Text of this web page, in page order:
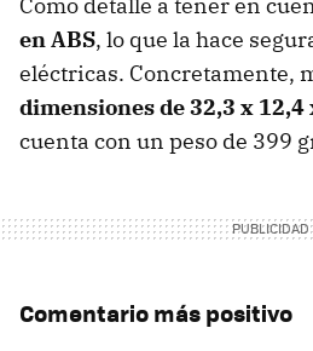
Como detalle a tener en
en ABS, lo que la hace
eléctricas. Concretamente,
dimensiones de 32,3 x
cuenta con un peso de 399
Comentario más positivo